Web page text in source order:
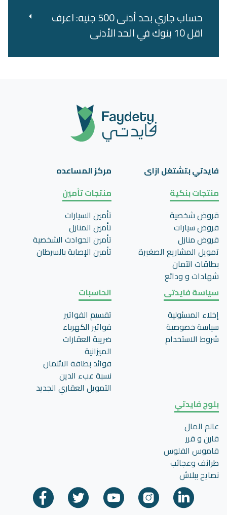
حساب جاري بحد أدنى 500 جنيه: اعرف
اقل 10 بنوك في الحد الأدنى
فايدتي بتشتغل ازاى
مركز المساعده
منتجات بنكية
قروض شخصية
قروض سيارات
قروض منازل
تمويل المشاريع الصغيرة
بطاقات ائتمان
شهادات و ودائع
منتجات تأمين
تأمين السيارات
تأمين المنازل
تأمين الحوادث الشخصية
تأمين اﻹصابة بالسرطان
سياسة فايدتى
إخلاء المسئولية
سياسة خصوصية
شروط الاستخدام
الحاسبات
تقسيم الفواتير
فواتير الكهرباء
ضريبة العقارات
الميزانية
فوائد بطاقة الائتمان
نسبة عبء الدين
التمويل العقاري الجديد
بلوج فايدتي
عالم المال
قارن و قرر
قاموس الفلوس
طرائف وعجائب
نصايح ببلاش